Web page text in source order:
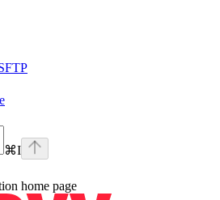
⌘I
home page